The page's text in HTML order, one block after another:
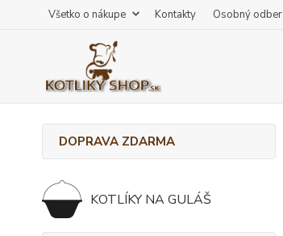
Všetko o nákupe Kontakty Osobný odber
DOPRAVA ZDARMA
KOTLÍKY NA GULÁŠ